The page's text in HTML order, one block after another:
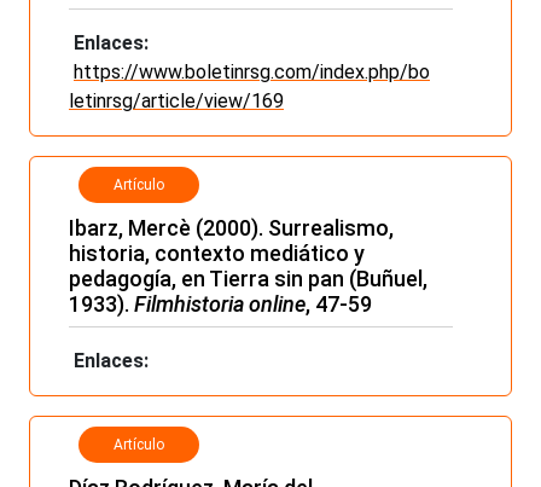
Enlaces:
https://www.boletinrsg.com/index.php/bo
letinrsg/article/view/169
Artículo
Ibarz, Mercè (2000). Surrealismo,
historia, contexto mediático y
pedagogía, en Tierra sin pan (Buñuel,
1933). Filmhistoria online, 47-59
Enlaces:
Artículo